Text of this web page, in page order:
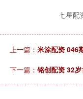
七星配
上一篇： 米涂配资 046
下一篇： 铭创配资 32